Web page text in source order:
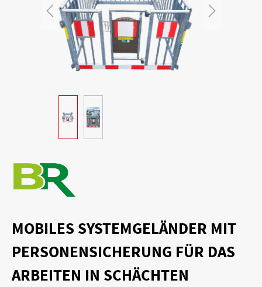
MOBILES SYSTEMGELÄNDER MIT
PERSONENSICHERUNG FÜR DAS
ARBEITEN IN SCHÄCHTEN